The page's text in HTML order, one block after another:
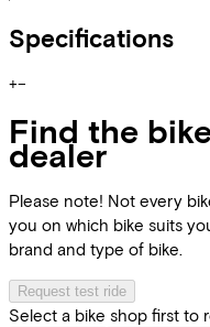
Specifications
+−
Find the
dealer
Please note! Not every
you on which bike suits
brand and type of bike.
Request test ride
Select a bike shop first to